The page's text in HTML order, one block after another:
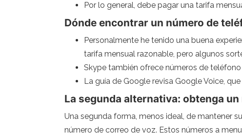
Por lo general, debe pagar una tarifa
Dónde encontrar un número de
Personalmente he tenido una buena
tarifa mensual razonable, pero algunos
Skype también ofrece números de
La guía de Google revisa Google Voice,
La segunda alternativa: obtenga
Una segunda forma, menos ideal, de mantener
número de correo de voz. Estos números a